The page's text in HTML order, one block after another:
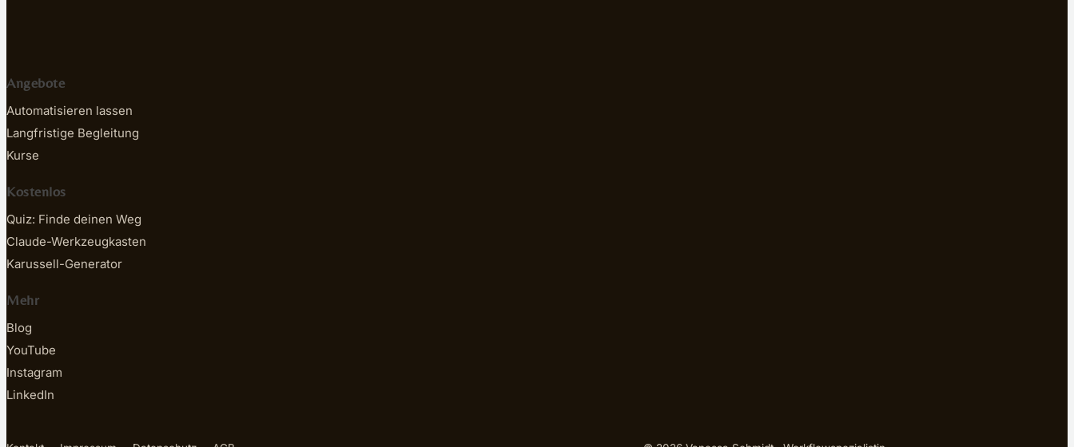
Angebote
Automatisieren lassen
Langfristige Begleitung
Kurse
Kostenlos
Quiz: Finde deinen Weg
Claude-Werkzeugkasten
Karussell-Generator
Mehr
Blog
YouTube
Instagram
LinkedIn